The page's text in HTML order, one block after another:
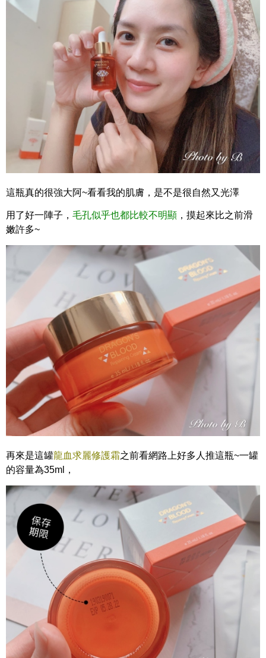
這瓶真的很強大阿~看看我的肌膚，是不是很自然又光澤
用了好一陣子， 毛孔似乎也都比較不明顯 ，摸起來比之前滑
嫩許多~
再來是這罐龍血求麗修護霜之前看網路上好多人推這瓶~一罐
的容量為35ml，